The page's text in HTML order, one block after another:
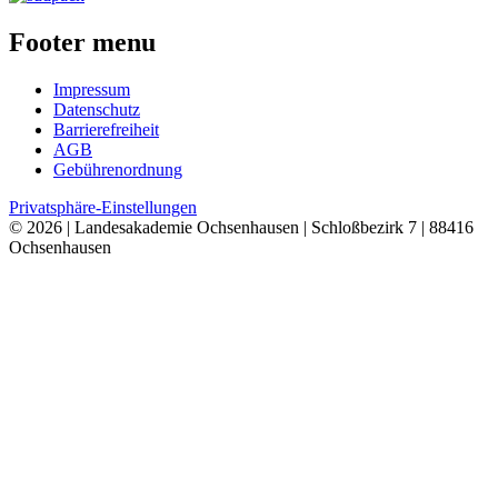
Footer menu
Impressum
Datenschutz
Barrierefreiheit
AGB
Gebührenordnung
Privatsphäre-Einstellungen
© 2026 | Landesakademie Ochsenhausen | Schloßbezirk 7 | 88416
Ochsenhausen